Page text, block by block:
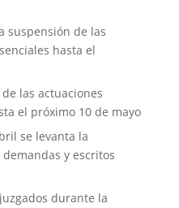
suspensión de las
hasta el
las actuaciones
el próximo 10 de mayo
se levanta la
y escritos
durante la